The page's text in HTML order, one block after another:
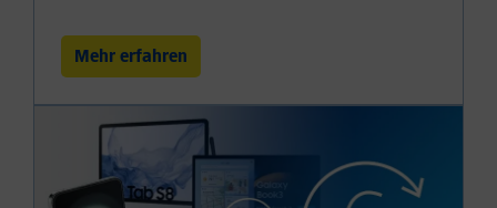
Mehr erfahren